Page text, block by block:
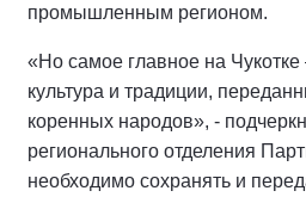
промышленным регионом.
«Но самое главное на Чукотке
культура и традиции,
коренных народов», -
регионального отделения
необходимо сохранять и